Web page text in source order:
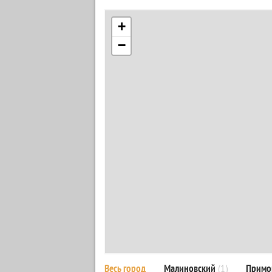
+
−
Весь город Малиновский (1)